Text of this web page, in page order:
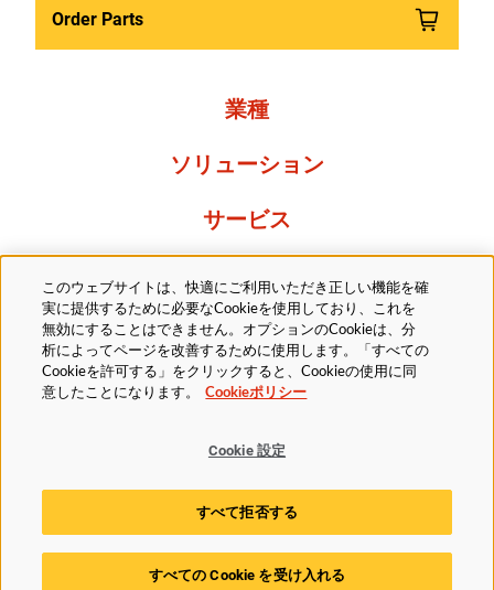
Order Parts
業種
ソリューション
サービス
Resources
当社について
法的 プライバシーポリシー
アクセシビリティ方針
Cookieポリシー
Cookie 設定
© 2025 Husky Technologies. All rights reserved.
このウェブサイトは、快適にご利用いただき正しい機能を確
実に提供するために必要なCookieを使用しており、これを
無効にすることはできません。オプションのCookieは、分
析によってページを改善するために使用します。「すべての
Cookieを許可する」をクリックすると、Cookieの使用に同
意したことになります。
Cookieポリシー
Cookie 設定
すべて拒否する
すべての Cookie を受け入れる